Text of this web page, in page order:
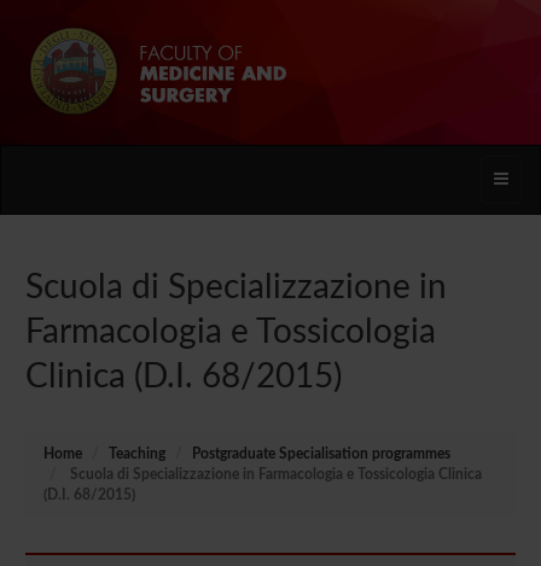
Toggle
Scuola di Specializzazione in
Farmacologia e Tossicologia
Clinica (D.I. 68/2015)
Home Teaching
Postgraduate Specialisation programmes
Scuola di Specializzazione in Farmacologia e Tossicologia Clinica
(D.I. 68/2015)